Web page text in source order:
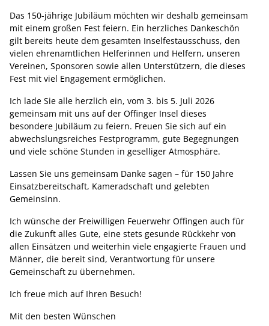
Das 150-jährige Jubiläum möchten wir deshalb gemeinsam
mit einem großen Fest feiern. Ein herzliches Dankeschön
gilt bereits heute dem gesamten Inselfestausschuss, den
vielen ehrenamtlichen Helferinnen und Helfern, unseren
Vereinen, Sponsoren sowie allen Unterstützern, die dieses
Fest mit viel Engagement ermöglichen.
Ich lade Sie alle herzlich ein, vom 3. bis 5. Juli 2026
gemeinsam mit uns auf der Offinger Insel dieses
besondere Jubiläum zu feiern. Freuen Sie sich auf ein
abwechslungsreiches Festprogramm, gute Begegnungen
und viele schöne Stunden in geselliger Atmosphäre.
Lassen Sie uns gemeinsam Danke sagen – für 150 Jahre
Einsatzbereitschaft, Kameradschaft und gelebten
Gemeinsinn.
Ich wünsche der Freiwilligen Feuerwehr Offingen auch für
die Zukunft alles Gute, eine stets gesunde Rückkehr von
allen Einsätzen und weiterhin viele engagierte Frauen und
Männer, die bereit sind, Verantwortung für unsere
Gemeinschaft zu übernehmen.
Ich freue mich auf Ihren Besuch!
Mit den besten Wünschen